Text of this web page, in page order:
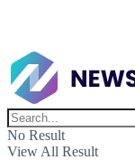
No Result
View All Result